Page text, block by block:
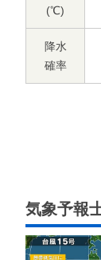
(℃)
降水
確率
気象予報